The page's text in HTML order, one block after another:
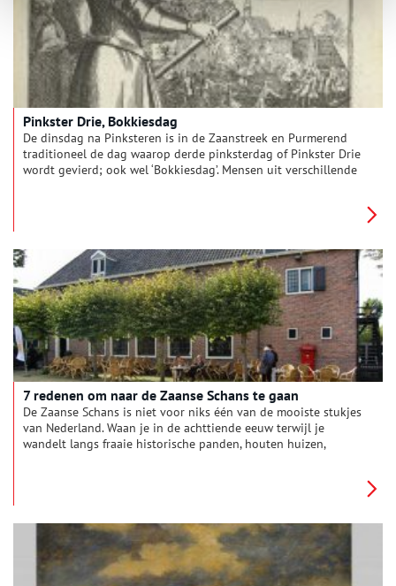
Pinkster Drie, Bokkiesdag
De dinsdag na Pinksteren is in de Zaanstreek en Purmerend
traditioneel de dag waarop derde pinksterdag of Pinkster Drie
wordt gevierd; ook wel ‘Bokkiesdag’. Mensen uit verschillende
7 redenen om naar de Zaanse Schans te gaan
De Zaanse Schans is niet voor niks één van de mooiste stukjes
van Nederland. Waan je in de achttiende eeuw terwijl je
wandelt langs fraaie historische panden, houten huizen,